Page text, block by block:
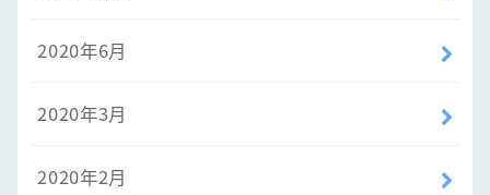
2020年6月
2020年3月
2020年2月